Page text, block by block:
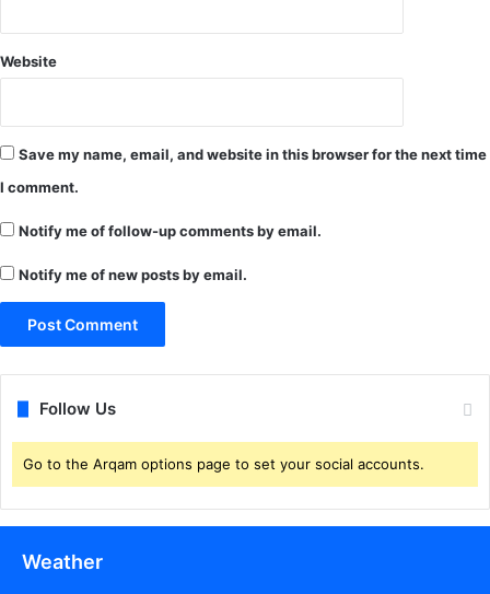
Website
Save my name, email, and website in this browser for the next time
I comment.
Notify me of follow-up comments by email.
Notify me of new posts by email.
Follow Us
Go to the Arqam options page to set your social accounts.
Weather